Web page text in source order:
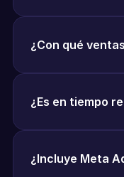
¿Con qué
¿Es en tiempo
¿Incluye Meta